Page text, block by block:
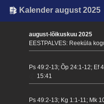
Kalender august 2025
august-lõikuskuu 2025
EESTPALVES: Reeküla
Ps 49:2-13; Õp 24:1-12; Ef
15:41
Ps 49:2-13; Kg 1:1-11; Mk